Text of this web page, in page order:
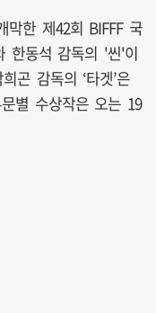
막한 제42회 BIFFF 국
한동석 감독의 '씬'이
곤 감독의 ‘타겟’은
별 수상작은 오는 19